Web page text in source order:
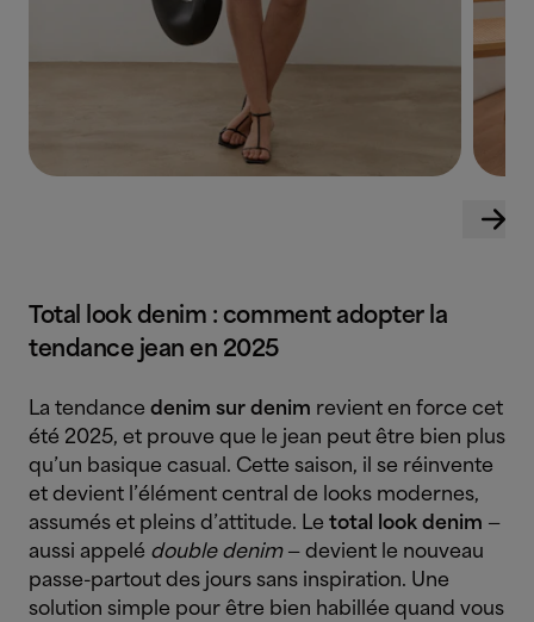
Total look denim : comment adopter la
tendance jean en 2025
La tendance denim sur denim revient en force cet
été 2025, et prouve que le jean peut être bien plus
qu’un basique casual. Cette saison, il se réinvente
et devient l’élément central de looks modernes,
assumés et pleins d’attitude. Le total look denim —
aussi appelé double denim— devient le nouveau
passe-partout des jours sans inspiration. Une
solution simple pour être bien habillée quand vous